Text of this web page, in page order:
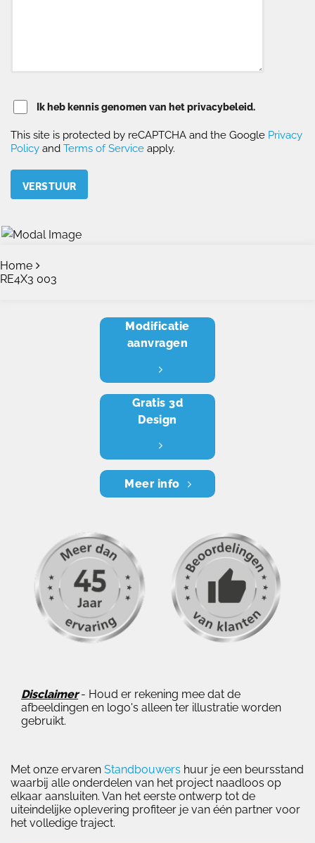
Ik heb kennis genomen van het privacybeleid.
This site is protected by reCAPTCHA and the Google Privacy
Policy and Terms of Service apply.
Home
RE4X3 003
Modificatie
aanvragen
Gratis 3d
Design
Meer info
Disclaimer- Houd er rekening mee dat de
afbeeldingen en logo's alleen ter illustratie worden
gebruikt.
Met onze ervaren Standbouwers huur je een beursstand
waarbij alle onderdelen van het project naadloos op
elkaar aansluiten. Van het eerste ontwerp tot de
uiteindelijke oplevering profiteer je van één partner voor
het volledige traject.